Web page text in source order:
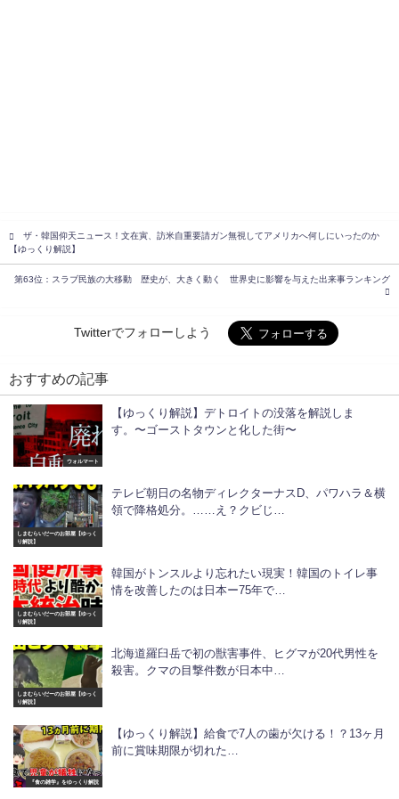
ザ・韓国仰天ニュース！文在寅、訪米自重要請ガン無視してアメリカへ何しにいったのか
【ゆっくり解説】
第63位：スラブ民族の大移動 歴史が、大きく動く 世界史に影響を与えた出来事ランキング
Twitterでフォローしよう
おすすめの記事
ウォルマート
【ゆっくり解説】デトロイトの没落を解説しま
す。〜ゴーストタウンと化した街〜
しまむらいだーのお部屋【ゆっく
り解説】
テレビ朝日の名物ディレクターナスD、パワハラ＆横
領で降格処分。……え？クビじ…
しまむらいだーのお部屋【ゆっく
り解説】
韓国がトンスルより忘れたい現実！韓国のトイレ事
情を改善したのは日本ー75年で…
しまむらいだーのお部屋【ゆっく
り解説】
北海道羅臼岳で初の獣害事件、ヒグマが20代男性を
殺害。クマの目撃件数が日本中…
『食の雑学』をゆっくり解説
【ゆっくり解説】給食で7人の歯が欠ける！？13ヶ月
前に賞味期限が切れた…